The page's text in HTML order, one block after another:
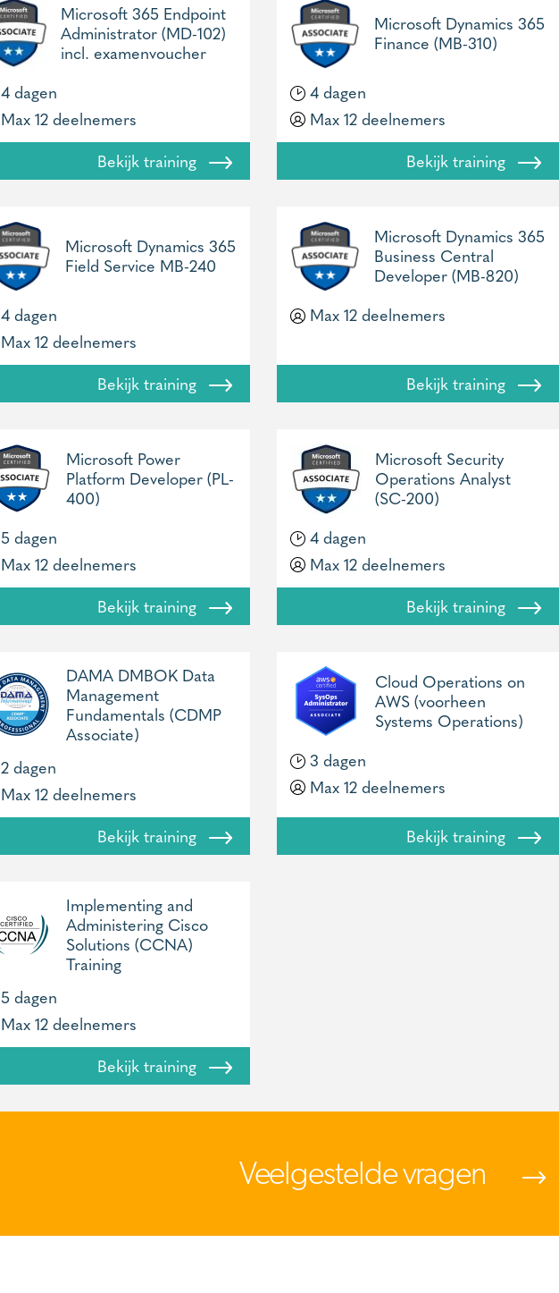
Microsoft 365 Endpoint
Administrator (MD-102)
incl. examenvoucher
4 dagen
Max 12 deelnemers
Bekijk training
Microsoft Dynamics 365
Finance (MB-310)
4 dagen
Max 12 deelnemers
Bekijk training
Microsoft Dynamics 365
Field Service MB-240
4 dagen
Max 12 deelnemers
Bekijk training
Microsoft Dynamics 365
Business Central
Developer (MB-820)
Max 12 deelnemers
Bekijk training
Microsoft Power
Platform Developer (PL-
400)
5 dagen
Max 12 deelnemers
Bekijk training
Microsoft Security
Operations Analyst
(SC-200)
4 dagen
Max 12 deelnemers
Bekijk training
DAMA DMBOK Data
Management
Fundamentals (CDMP
Associate)
2 dagen
Max 12 deelnemers
Bekijk training
Cloud Operations on
AWS (voorheen
Systems Operations)
3 dagen
Max 12 deelnemers
Bekijk training
Implementing and
Administering Cisco
Solutions (CCNA)
Training
5 dagen
Max 12 deelnemers
Bekijk training
Veelgestelde vragen